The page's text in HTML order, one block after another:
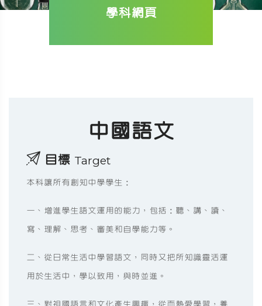
學科網頁
中國語文
目標 Target
本科讓所有創知中學學生：
一、增進學生語文運用的能力，包括：聽、講、讀、
寫、理解、思考、審美和自學能力等。
二、從日常生活中學習語文，同時又把所知識靈活運
用於生活中，學以致用，與時並進。